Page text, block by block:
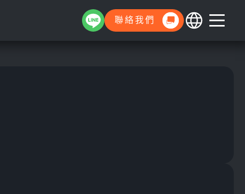
聯絡我們